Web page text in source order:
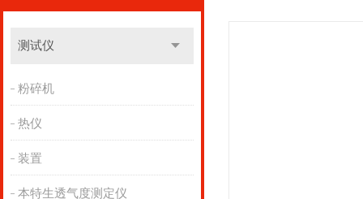
测试仪
粉碎机
热仪
装置
本特生透气度测定仪